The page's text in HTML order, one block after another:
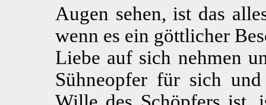
Augen sehen, ist das
wenn es ein göttlicher
Liebe auf sich nehmen
Sühneopfer für sich